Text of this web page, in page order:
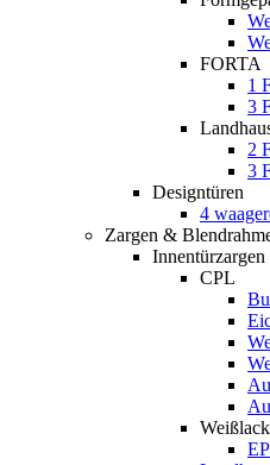
FORTA
1
3
2
3
Designtüren
4
Zargen &
Innentürzargen
CPL
Weißlack